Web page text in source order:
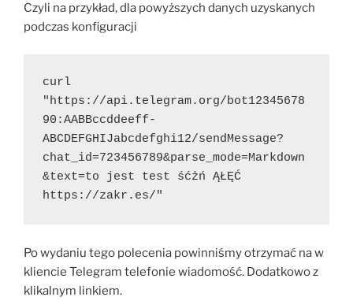
Czyli na przykład, dla powyższych danych uzyskanych
podczas konfiguracji
curl
"https://api.telegram.org/bot12345678
90:AABBccddeeff-
ABCDEFGHIJabcdefghi12/sendMessage?
chat_id=723456789&parse_mode=Markdown
&text=to jest test śćżń ĄŁĘĆ
https://zakr.es/"
Po wydaniu tego polecenia powinniśmy otrzymać na w
kliencie Telegram telefonie wiadomość. Dodatkowo z
klikalnym linkiem.